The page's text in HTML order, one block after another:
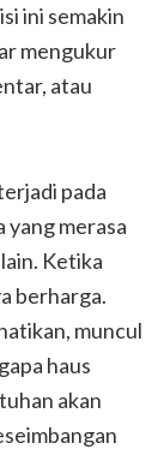
ini semakin
mengukur
atau
pada
yang merasa
Ketika
berharga.
muncul
haus
akan